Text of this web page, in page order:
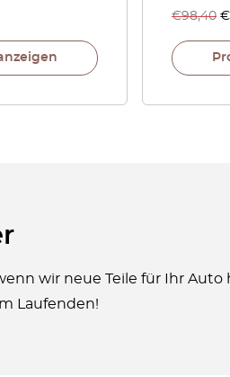
€98,40 €
wir neue Teile für Ihr Auto
Laufenden!